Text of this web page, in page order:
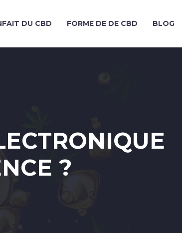
DU CBD FORME DE DE CBD BLOG
?